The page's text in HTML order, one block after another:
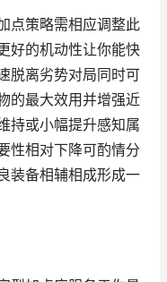
点策略需相应调整此
好的机动性让你能快
脱离劣势对局同时可
的最大效用并增强近
持或小幅提升感知属
性相对下降可酌情分
装备相辅相成形成一